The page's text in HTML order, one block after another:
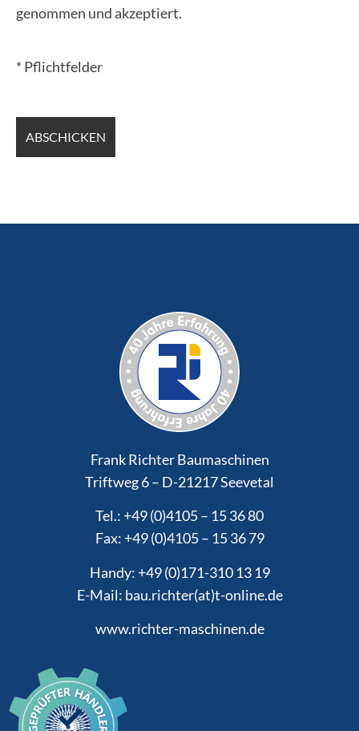
genommen und akzeptiert.
* Pflichtfelder
Frank Richter Baumaschinen
Triftweg 6 – D-21217 Seevetal
Tel.: +49 (0)4105 – 15 36 80
Fax: +49 (0)4105 – 15 36 79
Handy: +49 (0)171-310 13 19
E-Mail: bau.richter(at)t-online.de
www.richter-maschinen.de